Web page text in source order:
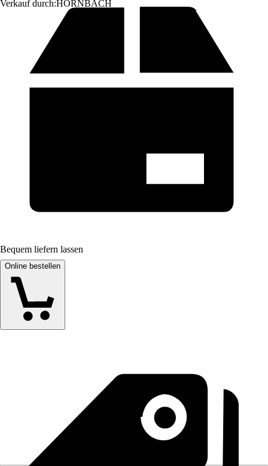
Verkauf durch:HORNBACH
Bequem liefern lassen
Online bestellen